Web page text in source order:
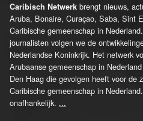
Caribisch Netwerk brengt nieuws,
Aruba, Bonaire, Curaçao, Saba, Sint
Caribische gemeenschap in
journalisten volgen we de
Nederlandse Koninkrijk. Het netwerk
Arubaanse gemeenschap in
Den Haag die gevolgen heeft voor de
Caribische gemeenschap in
onafhankelijk. ...